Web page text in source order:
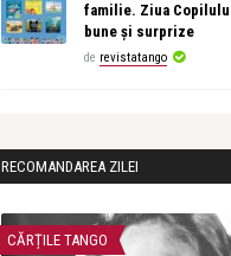
familie. Ziua
bune și surprize
de revistatango
RECOMANDAREA ZILEI
CĂRȚILE TANGO